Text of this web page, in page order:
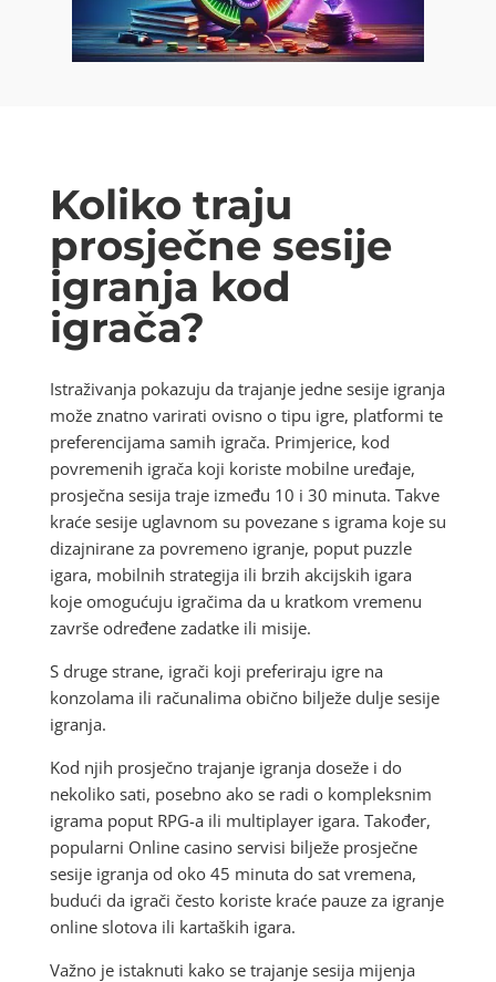
Koliko traju
prosječne sesije
igranja kod
igrača?
Istraživanja pokazuju da trajanje jedne sesije igranja
može znatno varirati ovisno o tipu igre, platformi te
preferencijama samih igrača. Primjerice, kod
povremenih igrača koji koriste mobilne uređaje,
prosječna sesija traje između 10 i 30 minuta. Takve
kraće sesije uglavnom su povezane s igrama koje su
dizajnirane za povremeno igranje, poput puzzle
igara, mobilnih strategija ili brzih akcijskih igara
koje omogućuju igračima da u kratkom vremenu
završe određene zadatke ili misije.
S druge strane, igrači koji preferiraju igre na
konzolama ili računalima obično bilježe dulje sesije
igranja.
Kod njih prosječno trajanje igranja doseže i do
nekoliko sati, posebno ako se radi o kompleksnim
igrama poput RPG-a ili multiplayer igara. Također,
popularni Online casino servisi bilježe prosječne
sesije igranja od oko 45 minuta do sat vremena,
budući da igrači često koriste kraće pauze za igranje
online slotova ili kartaških igara.
Važno je istaknuti kako se trajanje sesija mijenja